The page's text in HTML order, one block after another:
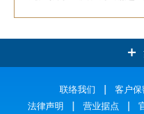
元大证券联络我们 客户保
法律声明
营业据点